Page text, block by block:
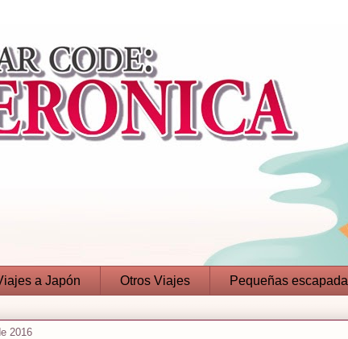
a Japón Otros Viajes Pequeñas
2016